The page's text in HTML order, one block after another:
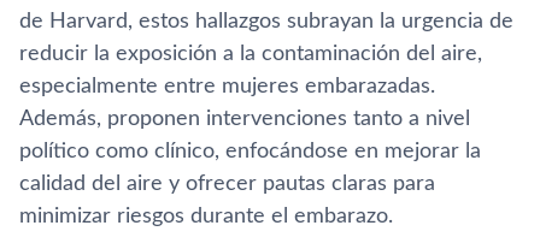
de Harvard, estos hallazgos subrayan la urgencia de
reducir la exposición a la contaminación del aire,
especialmente entre mujeres embarazadas.
Además, proponen intervenciones tanto a nivel
político como clínico, enfocándose en mejorar la
calidad del aire y ofrecer pautas claras para
minimizar riesgos durante el embarazo.